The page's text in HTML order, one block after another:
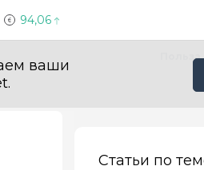
94,06
ваши
Польза
Статьи по